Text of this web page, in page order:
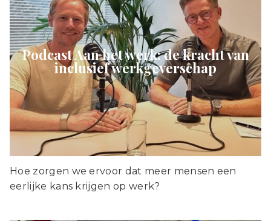
Podcast Aan het werk: de kracht van
inclusief werkgeverschap
Hoe zorgen we ervoor dat meer mensen een
eerlijke kans krijgen op werk?